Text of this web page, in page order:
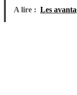
A lire : Les